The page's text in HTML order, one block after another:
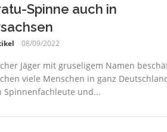
Spinne auch in
08/09/2022
Jäger mit gruseligem Namen
viele Menschen in ganz
Spinnenfachleute und...